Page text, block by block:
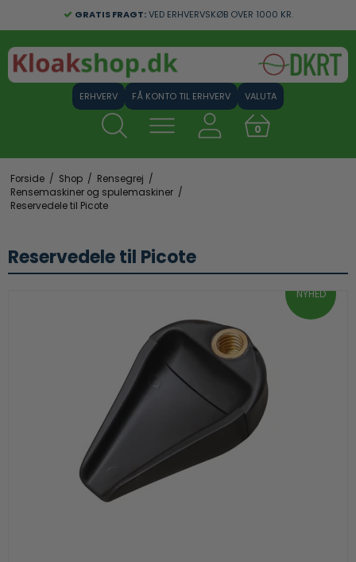
GRATIS FRAGT:VED ERHVERVSKØB OVER 1000 KR.
FÅ KONTO TIL ERHVERV VALUTA
0
Forside / Shop / Rensegrej /
Rensemaskiner og spulemaskiner /
Reservedele til Picote
Reservedele til Picote
NYHED